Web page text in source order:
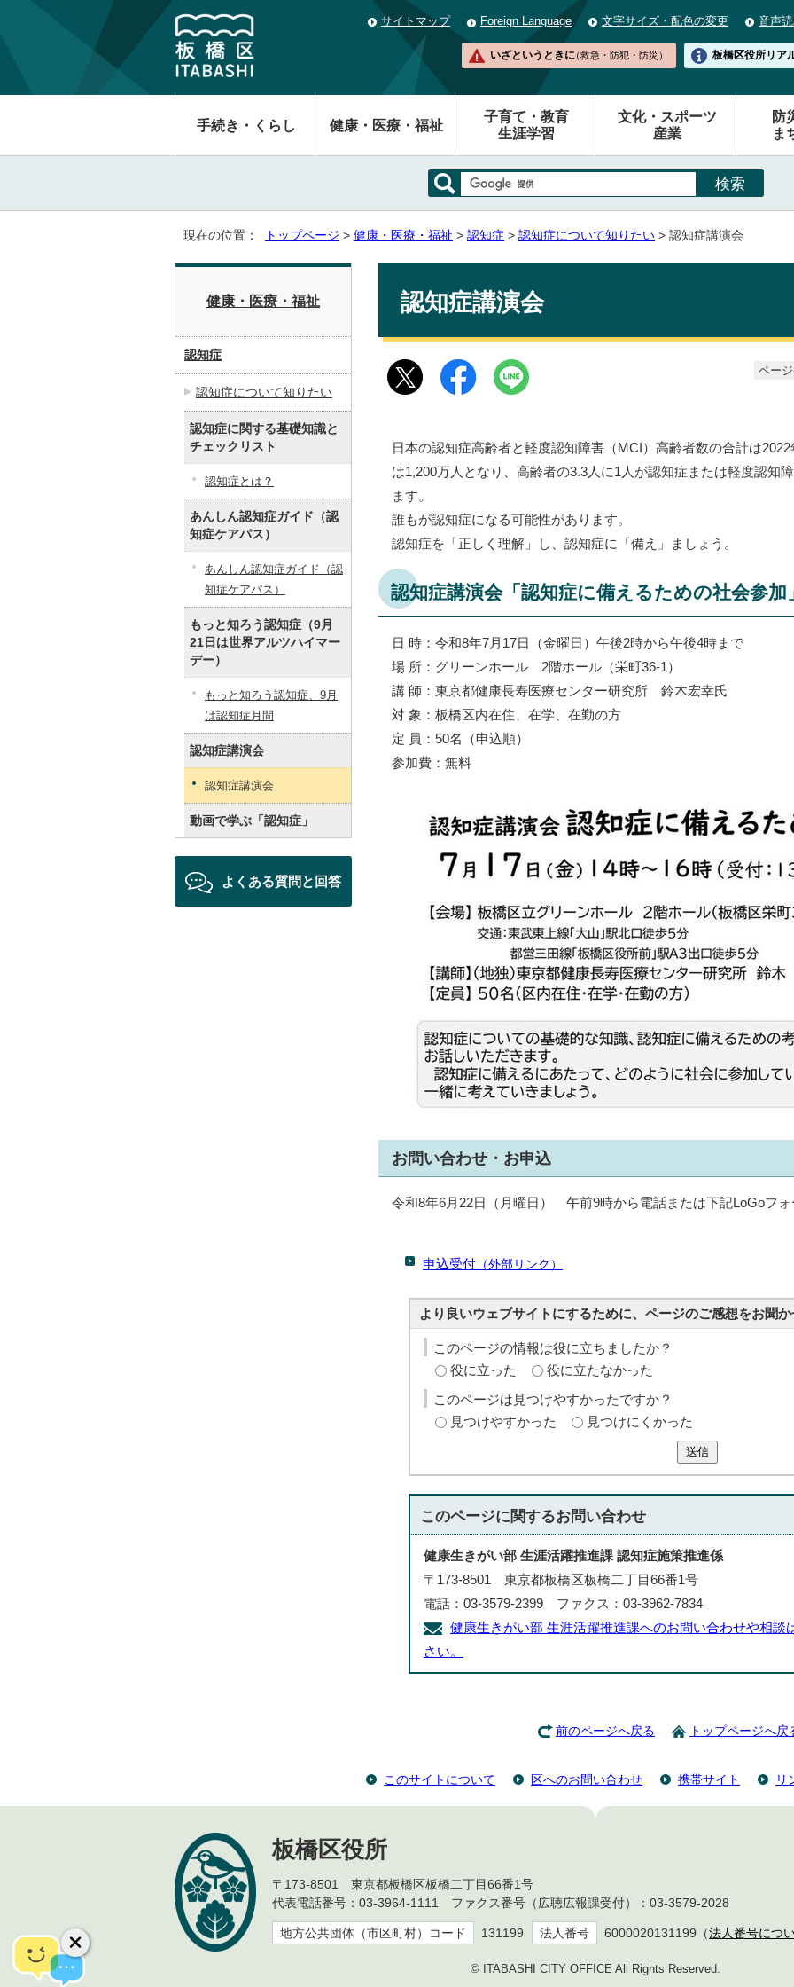
サイトマップ Foreign Language 文字サイズ・配色の変更 音声
いざというときに（救急・防犯・防災） 板橋区役所リア
手続き・くらし 健康・医療・福祉
子育て・教育
生涯学習
文化・スポーツ
産業
防
ま
現在の位置： トップページ > 健康・医療・福祉 > 認知症 > 認知症について知りたい > 認知症講演会
認知症講演会
ペー
日本の認知症高齢者と軽度認知障害（MCI）高齢者数の合計は
は1,200万人となり、高齢者の3.3人に1人が認知症または軽度認知
ます。
誰もが認知症になる可能性があります。
認知症を「正しく理解」し、認知症に「備え」ましょう。
認知症講演会「認知症に備えるための社会参加
日 時：令和8年7月17日（金曜日）午後2時から午後4時まで
場 所：グリーンホール 2階ホール（栄町36-1）
講 師：東京都健康長寿医療センター研究所 鈴木宏幸氏
対 象：板橋区内在住、在学、在勤の方
定 員：50名（申込順）
参加費：無料
お問い合わせ・お申込
令和8年6月22日（月曜日） 午前9時から電話または下記LoGoフォ
申込受付 （外部リンク）
より良いウェブサイトにするために、ページのご感想をお聞か
このページの情報は役に立ちましたか？
役に立った
役に立たなかった
このページは見つけやすかったですか？
見つけやすかった
見つけにくかった
送信
このページに関するお問い合わせ
健康生きがい部 生涯活躍推進課 認知症施策推進係
〒173-8501 東京都板橋区板橋二丁目66番1号
電話：03-3579-2399 ファクス：03-3962-7834
健康生きがい部 生涯活躍推進課へのお問い合わせや相談
さい。
健康・医療・福祉
認知症
認知症について知りたい
認知症に関する基礎知識と
チェックリスト
認知症とは？
あんしん認知症ガイド（認
知症ケアパス）
あんしん認知症ガイド（認
知症ケアパス）
もっと知ろう認知症（9月
21日は世界アルツハイマー
デー）
もっと知ろう認知症、9月
は認知症月間
認知症講演会
認知症講演会
動画で学ぶ「認知症」
よくある質問と回答
前のページへ戻る トップページへ戻
このサイトについて 区へのお問い合わせ 携帯サイト リ
板橋区役所
〒173-8501 東京都板橋区板橋二丁目66番1号
代表電話番号：03-3964-1111 ファクス番号（広聴広報課受付）：03-3579-2028
地方公共団体（市区町村）コード 131199 法人番号 6000020131199（法人番号につ
© ITABASHI CITY OFFICE All Rights Reserved.